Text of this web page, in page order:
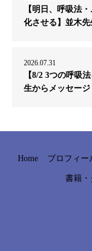
【明日、呼吸法
化させる】並木先
2026.07.31
【8/2 3つの呼吸
生からメッセージ
Home プロフィー
書籍